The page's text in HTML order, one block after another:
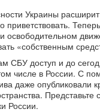
Украины
Теперь
освободительном
«собственным
СБУ доступ и до
числе в России. С
даже опубликовали
России.